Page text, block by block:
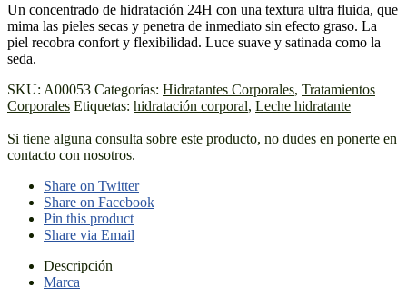
Un concentrado de hidratación 24H con una textura ultra fluida, que
mima las pieles secas y penetra de inmediato sin efecto graso. La
piel recobra confort y flexibilidad. Luce suave y satinada como la
seda.
SKU: A00053 Categorías: Hidratantes Corporales, Tratamientos
Corporales Etiquetas: hidratación corporal, Leche hidratante
Si tiene alguna consulta sobre este producto, no dudes en ponerte en
contacto con nosotros.
Share on Twitter
Share on Facebook
Pin this product
Share via Email
Descripción
Marca